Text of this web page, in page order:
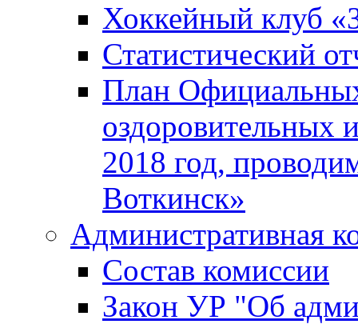
Хоккейный клуб
Статистический
План
оздоровительных
2018 год,
Воткинск»
Административная
Состав комиссии
Закон УР "Об